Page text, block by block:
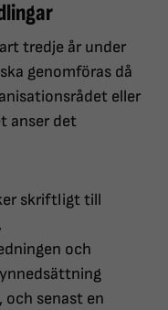
tredje år under
genomföras då
eller
anser det
skriftligt till
och
och senast en